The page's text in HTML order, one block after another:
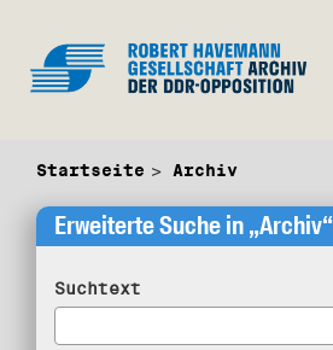
Startseite Archiv
Erweiterte Suche in „Archiv“
Suchtext